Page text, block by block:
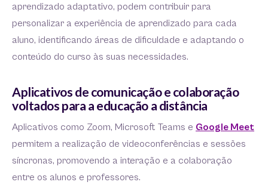
aprendizado adaptativo, podem contribuir para
personalizar a experiência de aprendizado para cada
aluno, identificando áreas de dificuldade e adaptando o
conteúdo do curso às suas necessidades.
Aplicativos de comunicação e colaboração
voltados para a educação a distância
Aplicativos como Zoom, Microsoft Teams e Google Meet
permitem a realização de videoconferências e sessões
síncronas, promovendo a interação e a colaboração
entre os alunos e professores.